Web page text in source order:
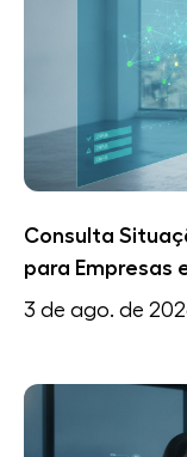
Consulta
para Empresas
3 de ago. de